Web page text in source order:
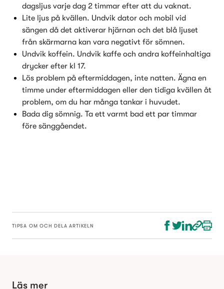
dagsljus varje dag 2 timmar efter att du vaknat.
Lite ljus på kvällen. Undvik dator och mobil vid
sängen då det aktiverar hjärnan och det blå ljuset
från skärmarna kan vara negativt för sömnen.
Undvik koffein. Undvik kaffe och andra koffeinhaltiga
drycker efter kl 17.
Lös problem på eftermiddagen, inte natten. Ägna en
timme under eftermiddagen eller den tidiga kvällen åt
problem, om du har många tankar i huvudet.
Bada dig sömnig. Ta ett varmt bad ett par timmar
före sänggåendet.
TIPSA OM OCH DELA ARTIKELN
Läs mer